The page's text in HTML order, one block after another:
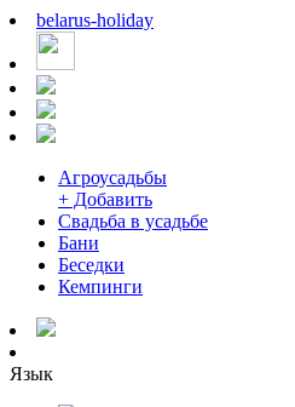
belarus-holiday
Агроусадьбы
+ Добавить
Свадьба в усадьбе
Бани
Беседки
Кемпинги
Язык